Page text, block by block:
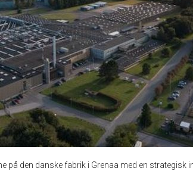
på den danske fabrik i Grenaa med en strategisk